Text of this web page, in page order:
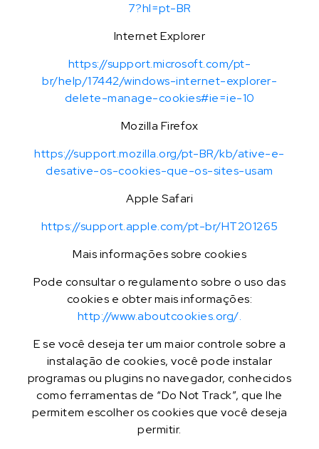
7?hl=pt-BR
Internet Explorer
https://support.microsoft.com/pt-
br/help/17442/windows-internet-explorer-
delete-manage-cookies#ie=ie-10
Mozilla Firefox
https://support.mozilla.org/pt-BR/kb/ative-e-
desative-os-cookies-que-os-sites-usam
Apple Safari
https://support.apple.com/pt-br/HT201265
Mais informações sobre cookies
Pode consultar o regulamento sobre o uso das
cookies e obter mais informações:
http://www.aboutcookies.org/.
E se você deseja ter um maior controle sobre a
instalação de cookies, você pode instalar
programas ou plugins no navegador, conhecidos
como ferramentas de “Do Not Track”, que lhe
permitem escolher os cookies que você deseja
permitir.